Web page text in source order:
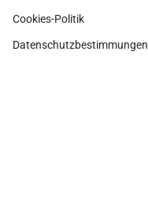
Cookies-Politik
Datenschutzbestimmungen